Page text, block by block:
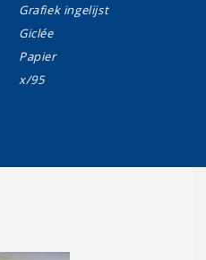
Grafiek ingelijst
Giclée
Papier
x/95